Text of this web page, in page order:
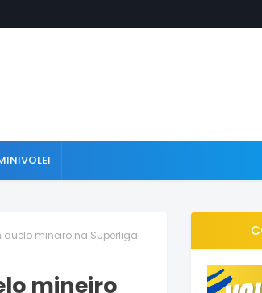
duelo mineiro na Superliga
mineiro